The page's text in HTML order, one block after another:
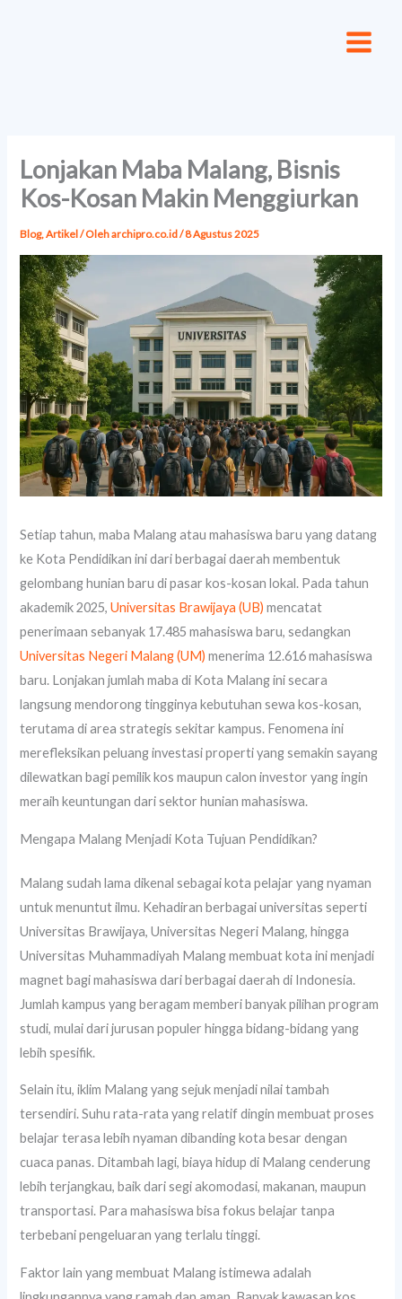
Lonjakan Maba Malang, Bisnis
Kos-Kosan Makin Menggiurkan
Blog,Artikel/ Oleharchipro.co.id/8 Agustus 2025
Setiap tahun, maba Malang atau mahasiswa baru yang datang
ke Kota Pendidikan ini dari berbagai daerah membentuk
gelombang hunian baru di pasar kos-kosan lokal. Pada tahun
akademik 2025,Universitas Brawijaya (UB) mencatat
penerimaan sebanyak 17.485 mahasiswa baru, sedangkan
Universitas Negeri Malang (UM) menerima 12.616 mahasiswa
baru. Lonjakan jumlah maba di Kota Malang ini secara
langsung mendorong tingginya kebutuhan sewa kos-kosan,
terutama di area strategis sekitar kampus. Fenomena ini
merefleksikan peluang investasi properti yang semakin sayang
dilewatkan bagi pemilik kos maupun calon investor yang ingin
meraih keuntungan dari sektor hunian mahasiswa.
Mengapa Malang Menjadi Kota Tujuan Pendidikan?
Malang sudah lama dikenal sebagai kota pelajar yang nyaman
untuk menuntut ilmu. Kehadiran berbagai universitas seperti
Universitas Brawijaya, Universitas Negeri Malang, hingga
Universitas Muhammadiyah Malang membuat kota ini menjadi
magnet bagi mahasiswa dari berbagai daerah di Indonesia.
Jumlah kampus yang beragam memberi banyak pilihan program
studi, mulai dari jurusan populer hingga bidang-bidang yang
lebih spesifik.
Selain itu, iklim Malang yang sejuk menjadi nilai tambah
tersendiri. Suhu rata-rata yang relatif dingin membuat proses
belajar terasa lebih nyaman dibanding kota besar dengan
cuaca panas. Ditambah lagi, biaya hidup di Malang cenderung
lebih terjangkau, baik dari segi akomodasi, makanan, maupun
transportasi. Para mahasiswa bisa fokus belajar tanpa
terbebani pengeluaran yang terlalu tinggi.
Faktor lain yang membuat Malang istimewa adalah